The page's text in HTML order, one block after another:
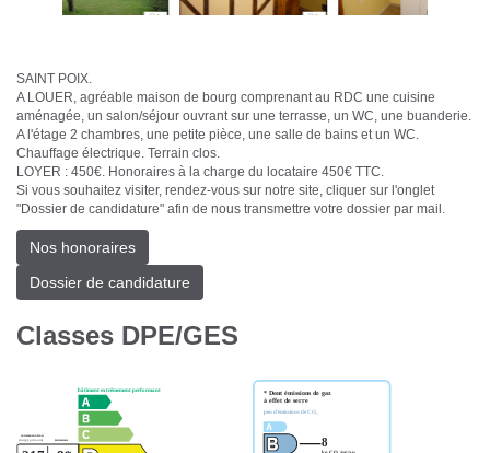
SAINT POIX.
A LOUER, agréable maison de bourg comprenant au RDC une cuisine
aménagée, un salon/séjour ouvrant sur une terrasse, un WC, une buanderie.
A l'étage 2 chambres, une petite pièce, une salle de bains et un WC.
Chauffage électrique. Terrain clos.
LOYER : 450€. Honoraires à la charge du locataire 450€ TTC.
Si vous souhaitez visiter, rendez-vous sur notre site, cliquer sur l'onglet
"Dossier de candidature" afin de nous transmettre votre dossier par mail.
Nos honoraires
Dossier de candidature
Classes DPE/GES